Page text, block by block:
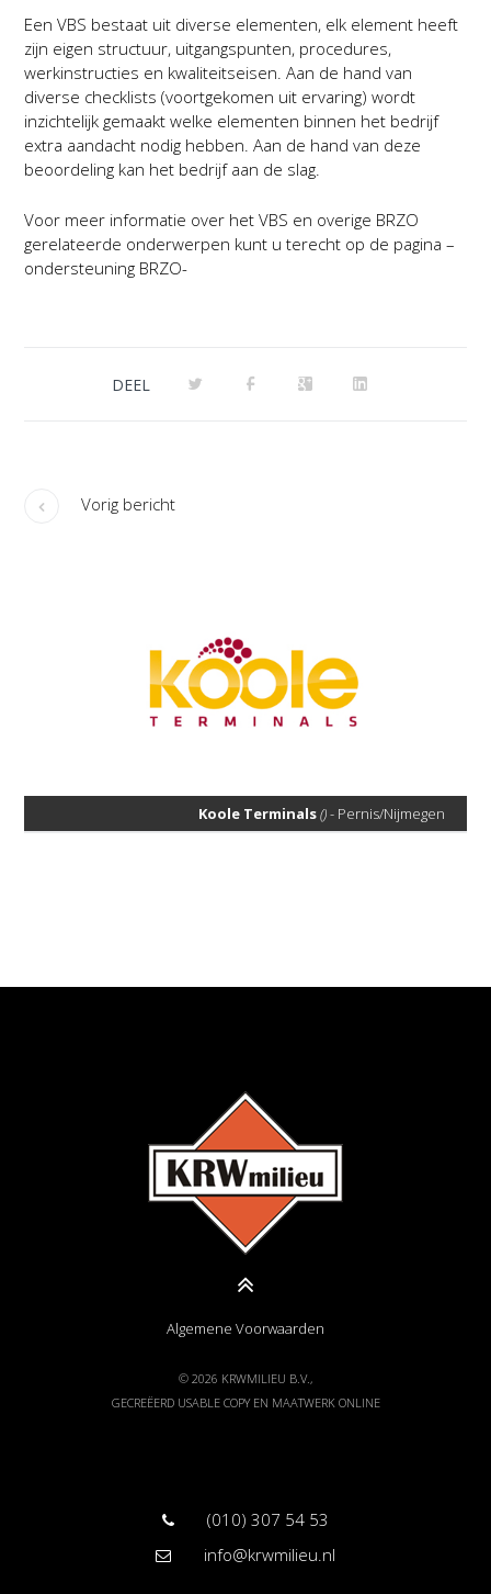
Een VBS bestaat uit diverse elementen, elk element heeft
zijn eigen structuur, uitgangspunten, procedures,
werkinstructies en kwaliteitseisen. Aan de hand van
diverse checklists (voortgekomen uit ervaring) wordt
inzichtelijk gemaakt welke elementen binnen het bedrijf
extra aandacht nodig hebben. Aan de hand van deze
beoordeling kan het bedrijf aan de slag.
Voor meer informatie over het VBS en overige BRZO
gerelateerde onderwerpen kunt u terecht op de pagina –
ondersteuning BRZO-
DEEL
Vorig bericht
Koole Terminals()- Pernis/Nijmegen
Algemene Voorwaarden
© 2026 KRWMILIEU B.V.,
GECREËERD USABLE COPYEN MAATWERK ONLINE
(010) 307 54 53
info@krwmilieu.nl